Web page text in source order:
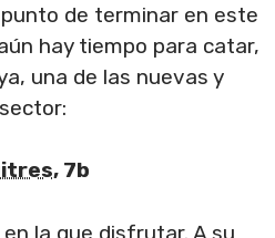
de terminar en este
hay tiempo para catar,
una de las nuevas y
, 7b
la que disfrutar. A su